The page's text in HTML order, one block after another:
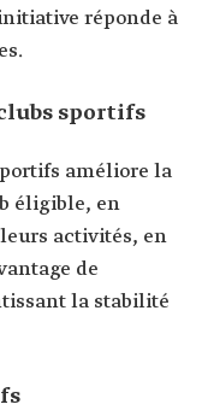
réponde à
sportifs
améliore la
éligible, en
activités, en
de
la stabilité